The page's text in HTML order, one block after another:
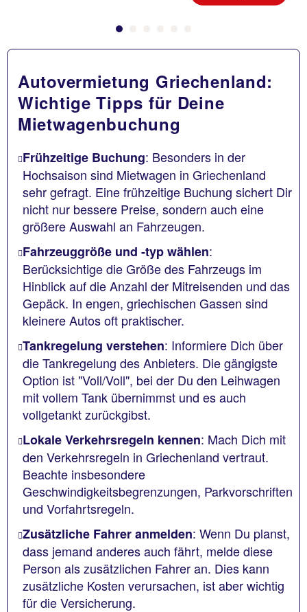
Autovermietung Griechenland:
Wichtige Tipps für Deine
Mietwagenbuchung
Frühzeitige Buchung: Besonders in der
Hochsaison sind Mietwagen in Griechenland
sehr gefragt. Eine frühzeitige Buchung sichert Dir
nicht nur bessere Preise, sondern auch eine
größere Auswahl an Fahrzeugen.
Fahrzeuggröße und -typ wählen:
Berücksichtige die Größe des Fahrzeugs im
Hinblick auf die Anzahl der Mitreisenden und das
Gepäck. In engen, griechischen Gassen sind
kleinere Autos oft praktischer.
Tankregelung verstehen: Informiere Dich über
die Tankregelung des Anbieters. Die gängigste
Option ist "Voll/Voll", bei der Du den Leihwagen
mit vollem Tank übernimmst und es auch
vollgetankt zurückgibst.
Lokale Verkehrsregeln kennen: Mach Dich mit
den Verkehrsregeln in Griechenland vertraut.
Beachte insbesondere
Geschwindigkeitsbegrenzungen, Parkvorschriften
und Vorfahrtsregeln.
Zusätzliche Fahrer anmelden: Wenn Du planst,
dass jemand anderes auch fährt, melde diese
Person als zusätzlichen Fahrer an. Dies kann
zusätzliche Kosten verursachen, ist aber wichtig
für die Versicherung.